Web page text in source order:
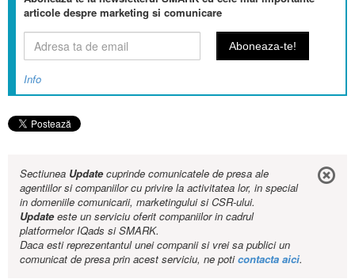
articole despre marketing si comunicare
Info
Sectiunea Updatecuprinde comunicatele de presa ale
agentiilor si companiilor cu privire la activitatea lor, in special
in domeniile comunicarii, marketingului si CSR-ului.
Updateeste un serviciu oferit companiilor in cadrul
platformelor IQads si SMARK.
Daca esti reprezentantul unei companii si vrei sa publici un
comunicat de presa prin acest serviciu, ne poticontacta aici.